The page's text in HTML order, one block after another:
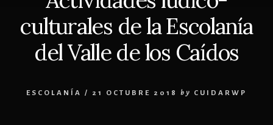
culturales de la Escolanía
del Valle de los Caídos
ESCOLANÍA / 21 OCTUBRE 2018 by CUIDARWP